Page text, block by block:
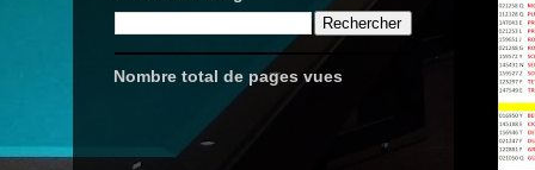
Nombre total de pages vues